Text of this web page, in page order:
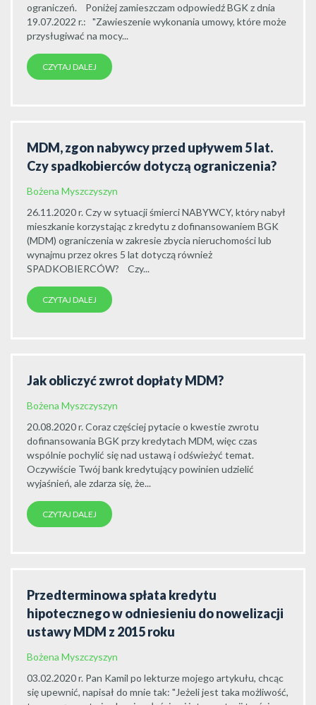
ograniczeń. Poniżej zamieszczam odpowiedź BGK z dnia
19.07.2022 r.: "Zawieszenie wykonania umowy, które może
przysługiwać na mocy...
CZYTAJ DALEJ
MDM, zgon nabywcy przed upływem 5 lat.
Czy spadkobierców dotyczą ograniczenia?
Bożena Myszczyszyn
26.11.2020 r. Czy w sytuacji śmierci NABYWCY, który nabył
mieszkanie korzystając z kredytu z dofinansowaniem BGK
(MDM) ograniczenia w zakresie zbycia nieruchomości lub
wynajmu przez okres 5 lat dotyczą również
SPADKOBIERCÓW? Czy...
CZYTAJ DALEJ
Jak obliczyć zwrot dopłaty MDM?
Bożena Myszczyszyn
20.08.2020 r. Coraz częściej pytacie o kwestie zwrotu
dofinansowania BGK przy kredytach MDM, więc czas
wspólnie pochylić się nad ustawą i odświeżyć temat.
Oczywiście Twój bank kredytujący powinien udzielić
wyjaśnień, ale zdarza się, że...
CZYTAJ DALEJ
Przedterminowa spłata kredytu
hipotecznego w odniesieniu do nowelizacji
ustawy MDM z 2015 roku
Bożena Myszczyszyn
03.02.2020 r. Pan Kamil po lekturze mojego artykułu, chcąc
się upewnić, napisał do mnie tak: "Jeżeli jest taka możliwość,